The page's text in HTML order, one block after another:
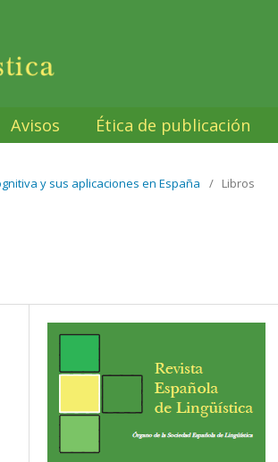
Avisos Ética de publicación
y sus aplicaciones en España / Libros